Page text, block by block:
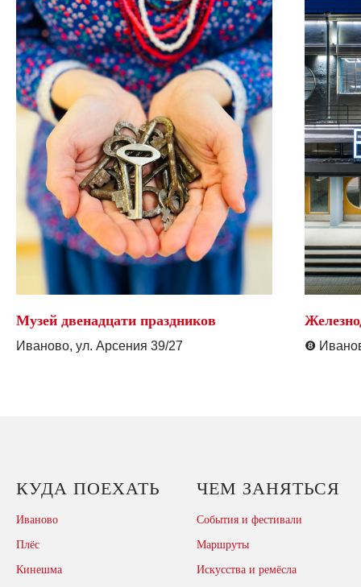
Музей двенадцати праздников
Иваново, ул. Арсения 39/27 ❽
КУДА ПОЕХАТЬ
Иваново
Плёс
Кинешма
ЧЕМ ЗАНЯТЬСЯ
События и фестивали
Маршруты
Искусства и ремёсла